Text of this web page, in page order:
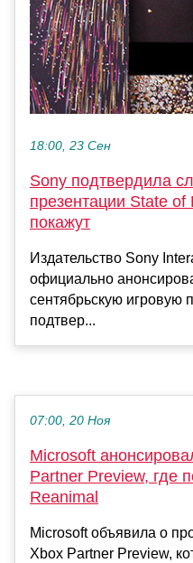
18:00, 23 Сен
Sony подтвердила
презентации State of
покажут
Издательство Sony
официально
сентябрьскую игровую
подтвер...
07:00, 20 Ноя
Microsoft
Partner Preview, где
Reanimal
Microsoft объявила о
Xbox Partner Preview,